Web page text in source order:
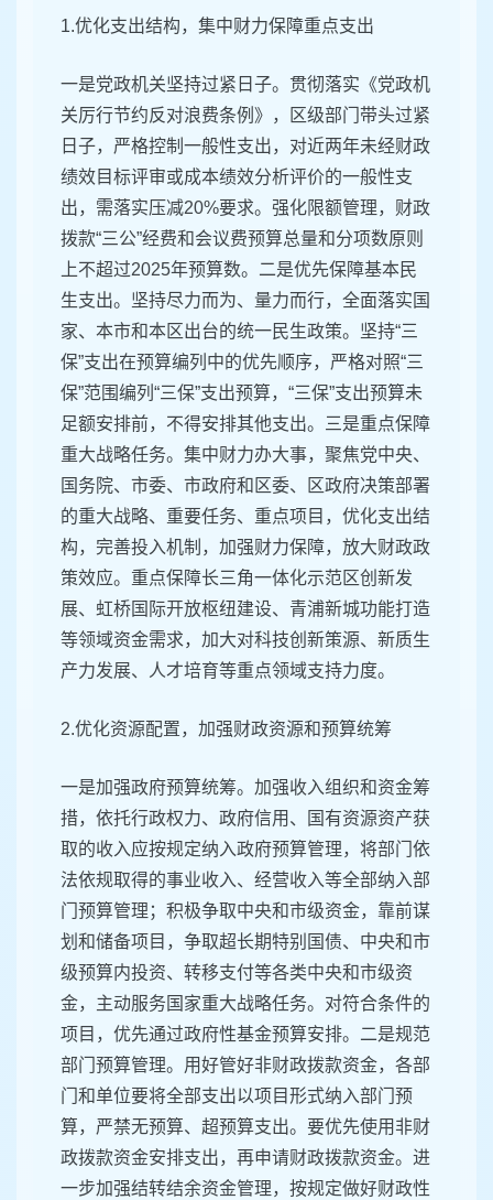
1.优化支出结构，集中财力保障重点支出
一是党政机关坚持过紧日子。贯彻落实《党政机
关厉行节约反对浪费条例》，区级部门带头过紧
日子，严格控制一般性支出，对近两年未经财政
绩效目标评审或成本绩效分析评价的一般性支
出，需落实压减20%要求。强化限额管理，财政
拨款“三公”经费和会议费预算总量和分项数原则
上不超过2025年预算数。二是优先保障基本民
生支出。坚持尽力而为、量力而行，全面落实国
家、本市和本区出台的统一民生政策。坚持“三
保”支出在预算编列中的优先顺序，严格对照“三
保”范围编列“三保”支出预算，“三保”支出预算未
足额安排前，不得安排其他支出。三是重点保障
重大战略任务。集中财力办大事，聚焦党中央、
国务院、市委、市政府和区委、区政府决策部署
的重大战略、重要任务、重点项目，优化支出结
构，完善投入机制，加强财力保障，放大财政政
策效应。重点保障长三角一体化示范区创新发
展、虹桥国际开放枢纽建设、青浦新城功能打造
等领域资金需求，加大对科技创新策源、新质生
产力发展、人才培育等重点领域支持力度。
2.优化资源配置，加强财政资源和预算统筹
一是加强政府预算统筹。加强收入组织和资金筹
措，依托行政权力、政府信用、国有资源资产获
取的收入应按规定纳入政府预算管理，将部门依
法依规取得的事业收入、经营收入等全部纳入部
门预算管理；积极争取中央和市级资金，靠前谋
划和储备项目，争取超长期特别国债、中央和市
级预算内投资、转移支付等各类中央和市级资
金，主动服务国家重大战略任务。对符合条件的
项目，优先通过政府性基金预算安排。二是规范
部门预算管理。用好管好非财政拨款资金，各部
门和单位要将全部支出以项目形式纳入部门预
算，严禁无预算、超预算支出。要优先使用非财
政拨款资金安排支出，再申请财政拨款资金。进
一步加强结转结余资金管理，按规定做好财政性